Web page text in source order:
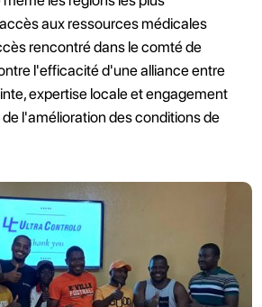
aux ressources médicales
rencontré dans le comté de
l'efficacité d'une alliance entre
expertise locale et engagement
l'amélioration des conditions de